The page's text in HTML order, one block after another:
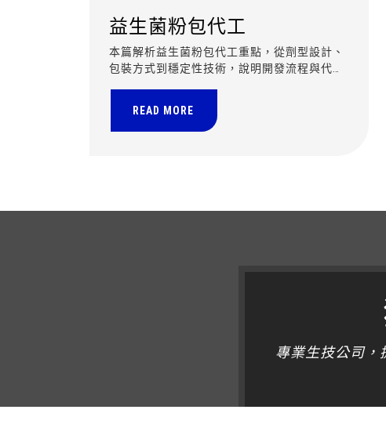
益生菌粉包代工
本篇解析益生菌粉包代工重點，從劑型設計、
包裝方式到穩定性技術，說明開發流程與代工
READ MORE
專業生技公司，